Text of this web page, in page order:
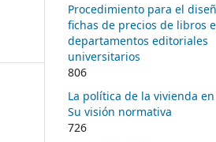
Procedimiento para el
fichas de precios de libros
departamentos editoriales
universitarios
806
La política de la vivienda en
Su visión normativa
726